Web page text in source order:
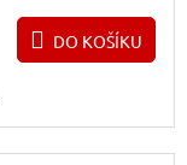
DO KOŠÍKU